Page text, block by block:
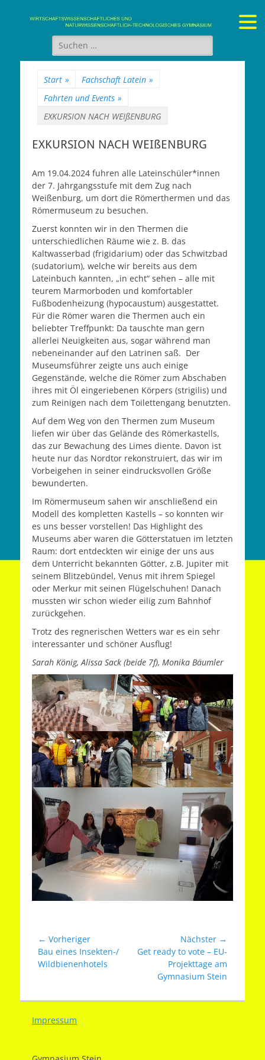
Gymnasium Stein
wirtschaftswissenschaftliches und naturwissenschaftlich-
technologisches Gymnasium
Suchen
nach:
Start » Fachschaft Latein »
Fahrten und Events »
EXKURSION NACH WEIßENBURG
EXKURSION NACH WEIßENBURG
Am 19.04.2024 fuhren alle Lateinschüler*innen
der 7. Jahrgangsstufe mit dem Zug nach
Weißenburg, um dort die Römerthermen und das
Römermuseum zu besuchen.
Zuerst konnten wir in den Thermen die
unterschiedlichen Räume wie z. B. das
Kaltwasserbad (frigidarium) oder das Schwitzbad
(sudatorium), welche wir bereits aus dem
Lateinbuch kannten, „in echt“ sehen – alle mit
teurem Marmorboden und komfortabler
Fußbodenheizung (hypocaustum) ausgestattet.
Für die Römer waren die Thermen auch ein
beliebter Treffpunkt: Da tauschte man gern
allerlei Neuigkeiten aus, sogar während man
nebeneinander auf den Latrinen saß. Der
Museumsführer zeigte uns auch einige
Gegenstände, welche die Römer zum Abschaben
ihres mit Öl eingeriebenen Körpers (strigilis) und
zum Reinigen nach dem Toilettengang benutzten.
Auf dem Weg von den Thermen zum Museum
liefen wir über das Gelände des Römerkastells,
das zur Bewachung des Limes diente. Davon ist
heute nur das Nordtor rekonstruiert, das wir im
Vorbeigehen in seiner eindrucksvollen Größe
bewunderten.
Im Römermuseum sahen wir anschließend ein
Modell des kompletten Kastells – so konnten wir
es uns besser vorstellen! Das Highlight des
Museums aber waren die Götterstatuen im letzten
Raum: dort entdeckten wir einige der uns aus
dem Unterricht bekannten Götter, z.B. Jupiter mit
seinem Blitzebündel, Venus mit ihrem Spiegel
oder Merkur mit seinen Flügelschuhen! Danach
mussten wir schon wieder eilig zum Bahnhof
zurückgehen.
Trotz des regnerischen Wetters war es ein sehr
interessanter und schöner Ausflug!
Sarah König, Alissa Sack (beide 7f), Monika Bäumler
Beitragsnavigation
← Vorheriger
Vorheriger
Beitrag:
Bau eines Insekten-/
Wildbienenhotels
Nächster →
Nächster
Get ready to vote – EU-
Projekttage am
Gymnasium Stein
Impressum